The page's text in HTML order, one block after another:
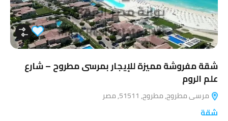
شقة مفروشة مميزة للإيجار بمرسى مطروح – شارع
علم الروم
مرسى مطروح, مطروح, 51511, مصر
شقة